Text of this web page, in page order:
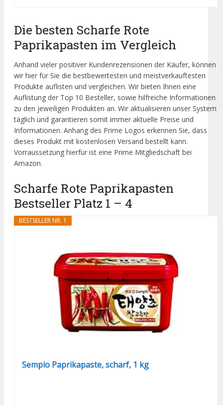
Die besten Scharfe Rote
Paprikapasten im Vergleich
Anhand vieler positiver Kundenrezensionen der Käufer, können
wir hier für Sie die bestbewertesten und meistverkauftesten
Produkte auflisten und vergleichen. Wir bieten Ihnen eine
Auflistung der Top 10 Besteller, sowie hilfreiche Informationen
zu den jeweiligen Produkten an. Wir aktualisieren unser System
täglich und garantieren somit immer aktuelle Preise und
Informationen. Anhang des Prime Logos erkennen Sie, dass
dieses Produkt mit kostenlosen Versand bestellt kann.
Vorraussetzung hierfür ist eine Prime Mitgliedschaft bei
Amazon.
Scharfe Rote Paprikapasten
Bestseller Platz 1 – 4
BESTSELLER NR. 1
Sempio Paprikapaste, scharf, 1 kg